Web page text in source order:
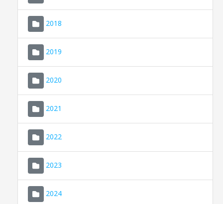
2018
2019
2020
2021
2022
2023
2024